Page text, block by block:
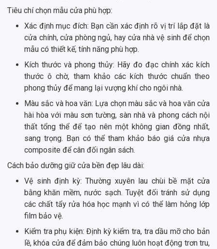
Tiêu chí chọn mẫu cửa phù hợp:
Xác định mục đích: Bạn cần xác định rõ vị trí lắp đặt là
cửa chính, cửa phòng ngủ, hay cửa nhà vệ sinh để chọn
mẫu có thiết kế, tính năng phù hợp.
Kích thước và phong thủy: Hãy đo đạc chính xác kích
thước ô chờ, tham khảo các kích thước chuẩn theo
phong thủy để mang lại vượng khí cho ngôi nhà.
Màu sắc và hoa văn: Lựa chọn màu sắc và hoa văn cửa
hài hòa với màu sơn tường, sàn nhà và phong cách nội
thất tổng thể để tạo nên một không gian đồng nhất,
sang trọng. Bạn có thể tham khảo báo giá cửa nhựa
composite để cân đối ngân sách.
Cách bảo dưỡng giữ cửa bền đẹp lâu dài:
Vệ sinh định kỳ: Thường xuyên lau chùi bề mặt cửa
bằng khăn mềm, nước sạch. Tuyệt đối tránh sử dụng
các chất tẩy rửa hóa học mạnh vì có thể làm hỏng lớp
film bảo vệ.
Kiểm tra phụ kiện: Định kỳ kiểm tra, tra dầu mỡ cho bản
lề, khóa cửa để đảm bảo chúng luôn hoạt động trơn tru,